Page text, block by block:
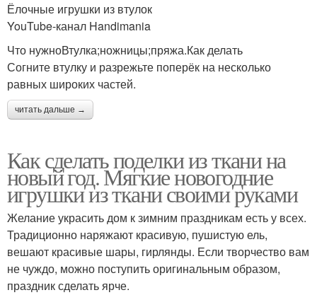
Ёлочные игрушки из втулок
YouTube‑канал Handimania
Что нужноВтулка;ножницы;пряжа.Как делать
Согните втулку и разрежьте поперёк на несколько
равных широких частей.
читать дальше →
Как сделать поделки из ткани на
новый год. Мягкие новогодние
игрушки из ткани своими руками
Желание украсить дом к зимним праздникам есть у всех.
Традиционно наряжают красивую, пушистую ель,
вешают красивые шары, гирлянды. Если творчество вам
не чуждо, можно поступить оригинальным образом,
праздник сделать ярче.